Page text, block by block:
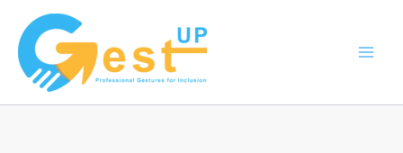
contenu